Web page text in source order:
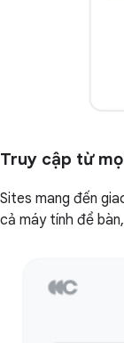
Truy cập từ
Sites mang đến
cả máy tính để